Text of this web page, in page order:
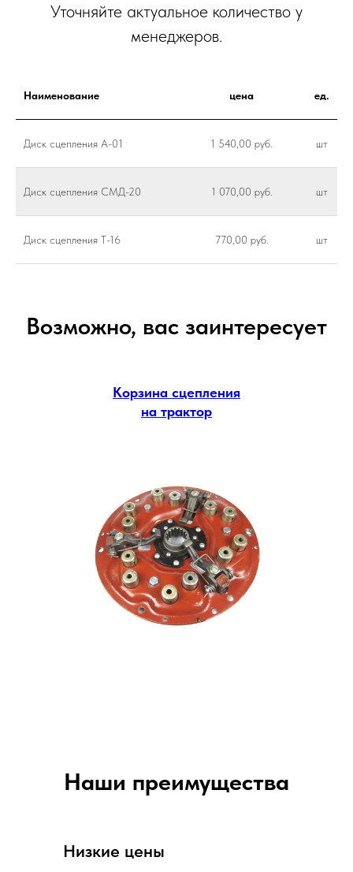
Уточняйте актуальное количество у
менеджеров.
Наименование цена ед.
Диск сцепления А-01 1 540,00 руб. шт
Диск сцепления СМД-20 1 070,00 руб. шт
Диск сцепления Т-16 770,00 руб. шт
Возможно, вас заинтересует
Корзина сцепления
на трактор
Наши преимущества
Низкие цены